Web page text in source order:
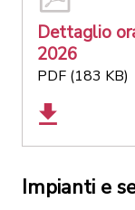
Dettaglio
2026
PDF (183 KB)
Impianti e